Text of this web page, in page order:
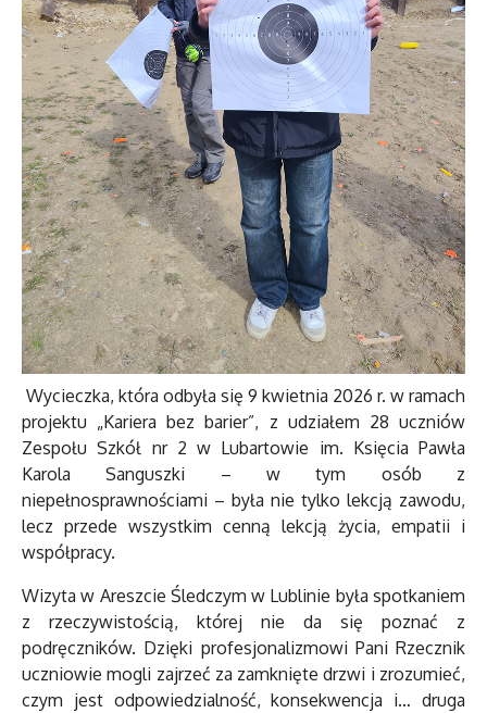
Wycieczka, która odbyła się 9 kwietnia 2026 r. w ramach
projektu „Kariera bez barier”, z udziałem 28 uczniów
Zespołu Szkół nr 2 w Lubartowie im. Księcia Pawła
Karola Sanguszki – w tym osób z
niepełnosprawnościami – była nie tylko lekcją zawodu,
lecz przede wszystkim cenną lekcją życia, empatii i
współpracy.
Wizyta w Areszcie Śledczym w Lublinie była spotkaniem
z rzeczywistością, której nie da się poznać z
podręczników. Dzięki profesjonalizmowi Pani Rzecznik
uczniowie mogli zajrzeć za zamknięte drzwi i zrozumieć,
czym jest odpowiedzialność, konsekwencja i… druga